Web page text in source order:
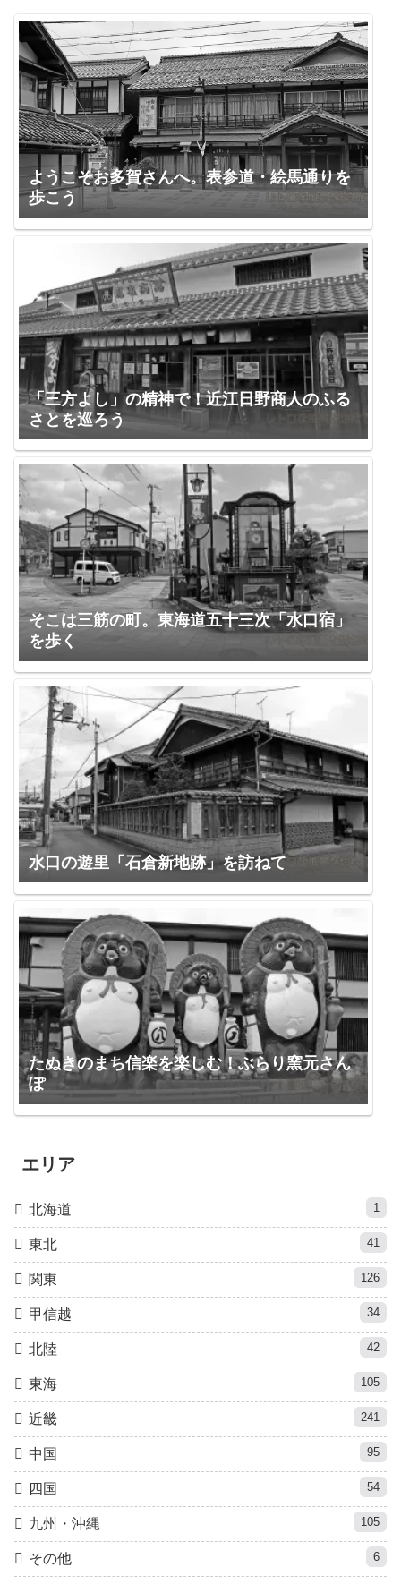
ようこそお多賀さんへ。表参道・絵馬通りを
歩こう
「三方よし」の精神で！近江日野商人のふる
さとを巡ろう
そこは三筋の町。東海道五十三次「水口宿」
を歩く
水口の遊里「石倉新地跡」を訪ねて
たぬきのまち信楽を楽しむ！ぶらり窯元さん
ぽ
エリア
北海道 1
東北 41
関東 126
甲信越 34
北陸 42
東海 105
近畿 241
中国 95
四国 54
九州・沖縄 105
その他 6